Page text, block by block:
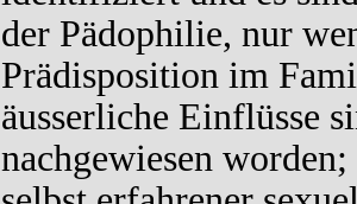
der Pädophilie, nur
Prädisposition im
äusserliche Einflüsse
nachgewiesen